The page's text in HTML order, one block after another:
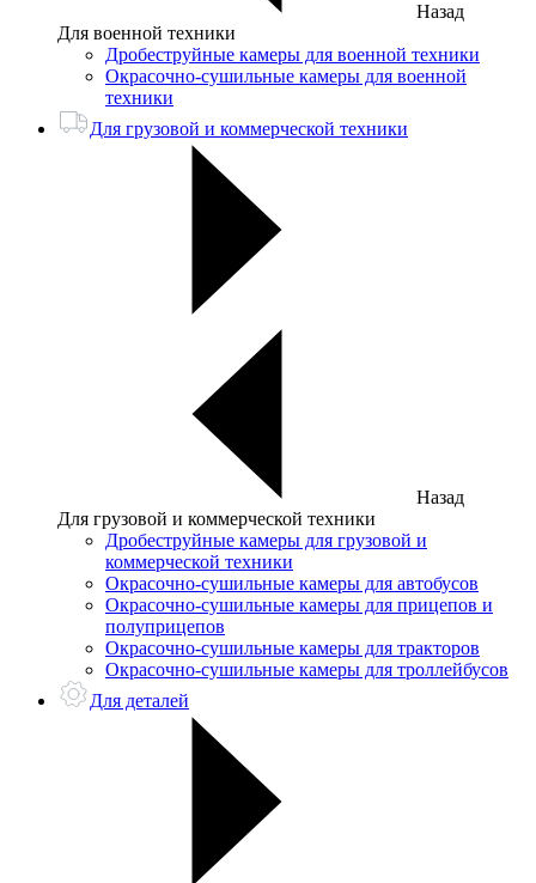
Назад
Для военной техники
Дробеструйные камеры для военной техники
Окрасочно-сушильные камеры для военной
техники
Для грузовой и коммерческой техники
Назад
Для грузовой и коммерческой техники
Дробеструйные камеры для грузовой и
коммерческой техники
Окрасочно-сушильные камеры для автобусов
Окрасочно-сушильные камеры для прицепов и
полуприцепов
Окрасочно-сушильные камеры для тракторов
Окрасочно-сушильные камеры для троллейбусов
Для деталей